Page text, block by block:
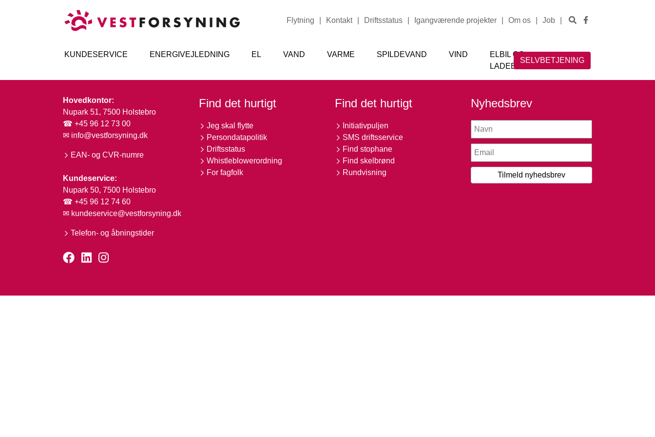
Flytning Kontakt Driftsstatus Igangværende projekter Om os Job
KUNDESERVICE ENERGIVEJLEDNING EL VAND VARME SPILDEVAND VIND
ELBIL OG
LADEBOKS
SELVBETJENING
Hovedkontor:
Nupark 51, 7500 Holstebro
☎ +45 96 12 73 00
✉ info@vestforsyning.dk
EAN- og CVR-numre
Kundeservice:
Nupark 50, 7500 Holstebro
☎ +45 96 12 74 60
✉ kundeservice@vestforsyning.dk
Telefon- og åbningstider
Find det hurtigt
Jeg skal flytte
Persondatapolitik
Driftsstatus
Whistleblowerordning
For fagfolk
Find det hurtigt
Initiativpuljen
SMS driftsservice
Find stophane
Find skelbrønd
Rundvisning
Nyhedsbrev